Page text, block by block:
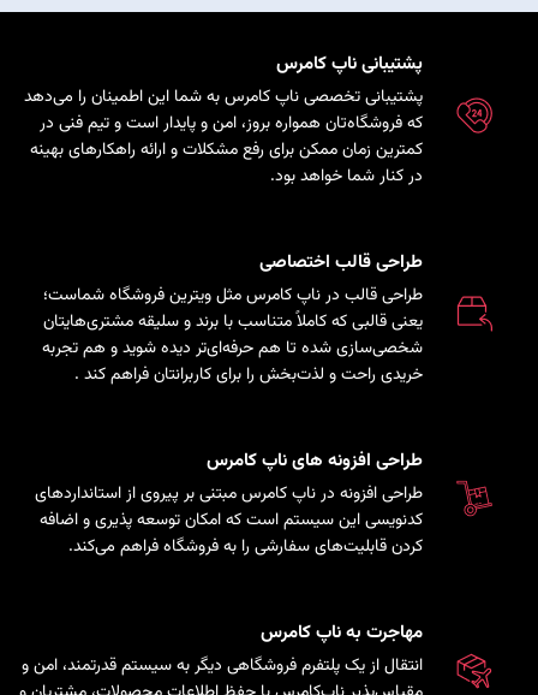
پشتیبانی ناپ کامرس
پشتیبانی تخصصی ناپ کامرس به شما این اطمینان را می‌دهد
که فروشگاه‌تان همواره بروز، امن و پایدار است و تیم فنی در
کمترین زمان ممکن برای رفع مشکلات و ارائه راهکارهای بهینه
در کنار شما خواهد بود.
طراحی قالب اختصاصی
طراحی قالب در ناپ کامرس مثل ویترین فروشگاه شماست؛
یعنی قالبی که کاملاً متناسب با برند و سلیقه مشتری‌هایتان
شخصی‌سازی شده تا هم حرفه‌ای‌تر دیده شوید و هم تجربه
خریدی راحت و لذت‌بخش را برای کاربرانتان فراهم کند .
طراحی افزونه های ناپ کامرس
طراحی افزونه در ناپ کامرس مبتنی بر پیروی از استانداردهای
کدنویسی این سیستم است که امکان توسعه پذیری و اضافه
کردن قابلیت‌های سفارشی را به فروشگاه فراهم می‌کند.
مهاجرت به ناپ کامرس
انتقال از یک پلتفرم فروشگاهی دیگر به سیستم قدرتمند، امن و